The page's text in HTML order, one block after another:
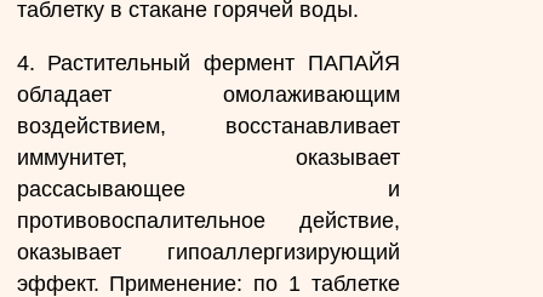
таблетку в стакане горячей воды.
4. Растительный фермент ПАПАЙЯ
обладает омолаживающим
воздействием, восстанавливает
иммунитет, оказывает
рассасывающее и
противовоспалительное действие,
оказывает гипоаллергизирующий
эффект. Применение: по 1 таблетке